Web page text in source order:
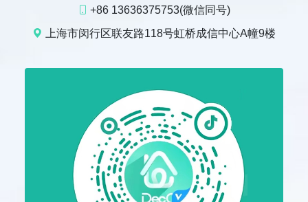
+86 13636375753(微信同号)
上海市闵行区联友路118号虹桥成信中心A幢9楼